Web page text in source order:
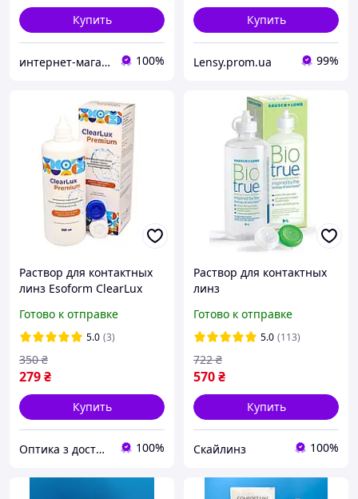
Купить
интернет-магазин "ВЗГЛЯД" 100%
Купить
Lensy.prom.ua 99%
Раствор для контактных
линз Esoform ClearLux
Готово к отправке
5.0 (3)
279₴
350 ₴
Купить
Оптика з доставкою 100%
Раствор для контактных
линз
Bausch + Lomb BIOTRUE
360 мл
Готово к отправке
5.0 (113)
570₴
722 ₴
Купить
Скайлинз 100%